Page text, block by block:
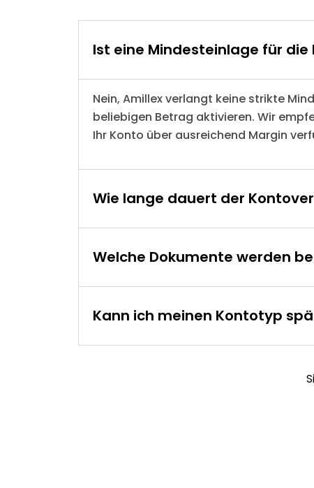
Ist eine Mindesteinlage für
Nein, Amillex verlangt keine strikte
beliebigen Betrag aktivieren. Wir
Ihr Konto über ausreichend Margin
Wie lange dauert der
Welche Dokumente werden
Kann ich meinen Kontotyp